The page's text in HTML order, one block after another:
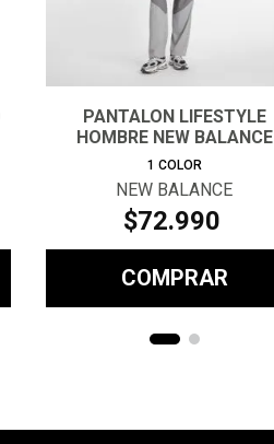
PANTALON LIFESTYLE
HOMBRE NEW BALANCE
RIPSTOP GRIS
1 COLOR
NEW BALANCE
$72.990
COMPRAR